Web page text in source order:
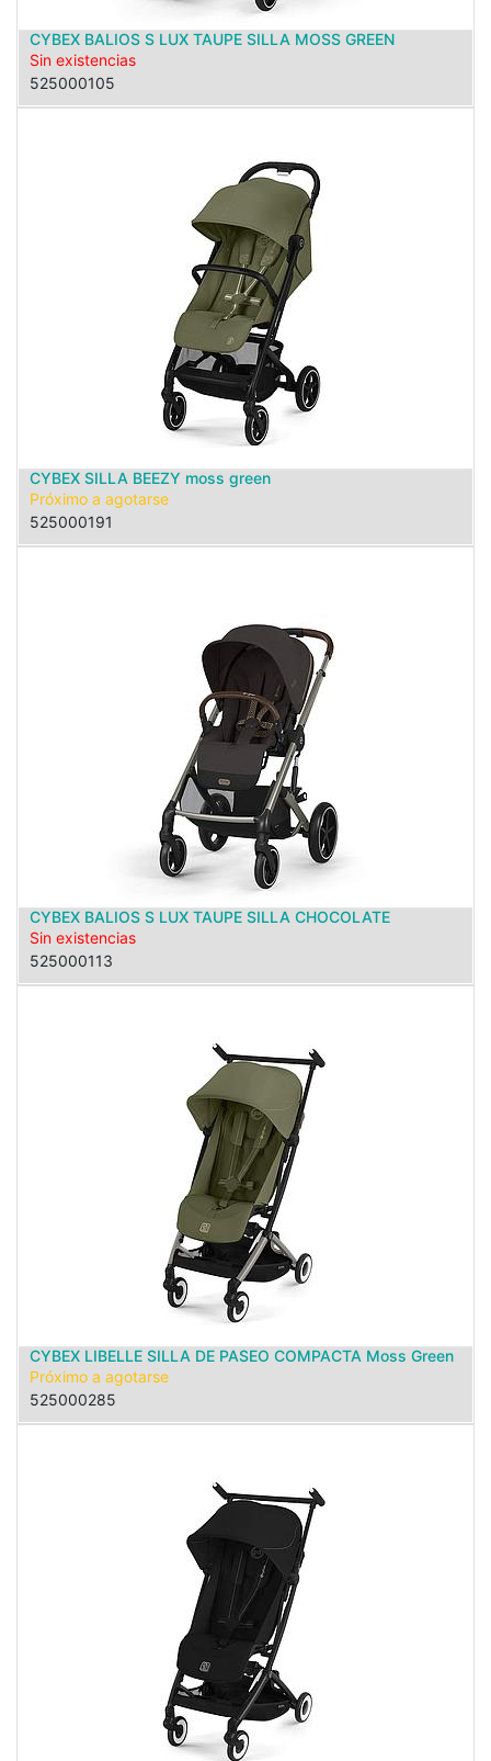
CYBEX BALIOS S LUX TAUPE SILLA MOSS GREEN
Sin existencias
525000105
CYBEX SILLA BEEZY moss green
Próximo a agotarse
525000191
CYBEX BALIOS S LUX TAUPE SILLA CHOCOLATE
Sin existencias
525000113
CYBEX LIBELLE SILLA DE PASEO COMPACTA Moss Green
Próximo a agotarse
525000285